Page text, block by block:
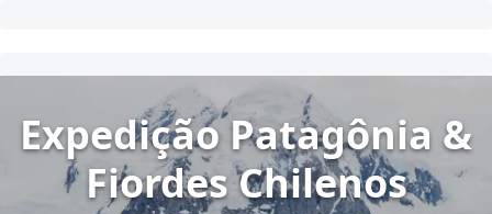
Expedição Patagônia &
Fiordes Chilenos